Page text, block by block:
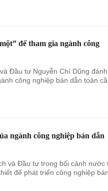
để tham gia ngành công
Đầu tư Nguyễn Chí Dũng
công nghiệp bán dẫn toàn
ngành công nghiệp bán dẫn
và Đầu tư trong bối cảnh nước
để phát triển công nghiệp bán